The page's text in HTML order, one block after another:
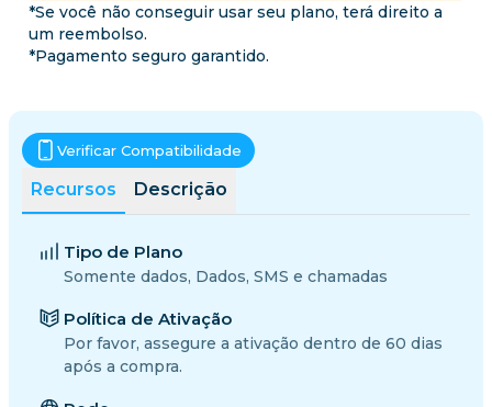
*Se você não conseguir usar seu plano, terá direito a
um reembolso.
*Pagamento seguro garantido.
Recursos Descrição
Verificar Compatibilidade
Tipo de Plano
Somente dados, Dados, SMS e chamadas
Política de Ativação
Por favor, assegure a ativação dentro de 60 dias
após a compra.